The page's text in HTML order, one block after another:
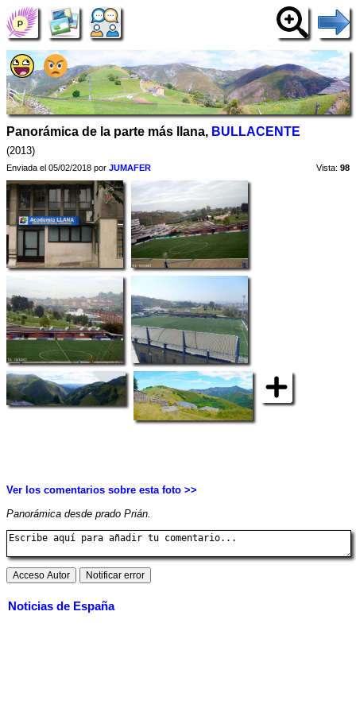
Panorámica de la parte más llana, BULLACENTE
(2013)
Enviada el 05/02/2018 por JUMAFER Vista: 98
Ver los comentarios sobre esta foto >>
Panorámica desde prado Prián.
Noticias de España